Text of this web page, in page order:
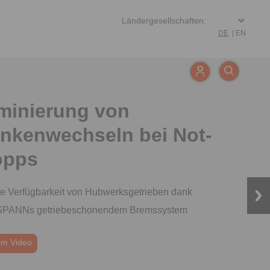
DE EN
Presseartikel
von
bei Not-
Verfügbarkeit von Hubwerksgetrieben dank
getriebeschonendem Bremssystem
Video
Kupplungstool
Presseartikel